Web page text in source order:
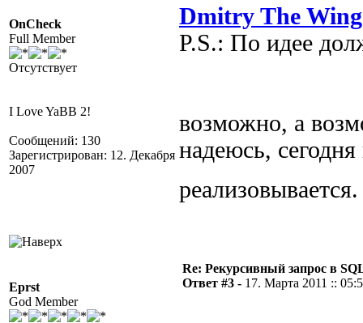
OnCheck
Full Member
Отсутствует
I Love YaBB 2!
Сообщений: 130
Зарегистрирован: 12. Декабря
2007
Dmitry The
P.S.: По идее
возможно, а
надеюсь,
Eprst
God Member
Re: Рекурсивный запрос в
Ответ #3 - 17. Марта 2011 ::